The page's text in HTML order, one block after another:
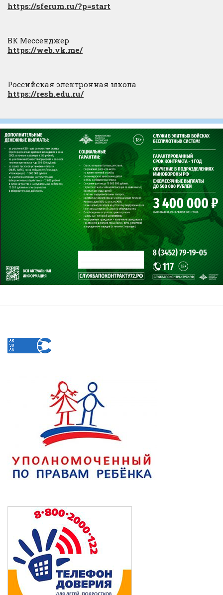
https://sferum.ru/?p=start
ВК Мессенджер
https://web.vk.me/
Российская электронная школа
https://resh.edu.ru/